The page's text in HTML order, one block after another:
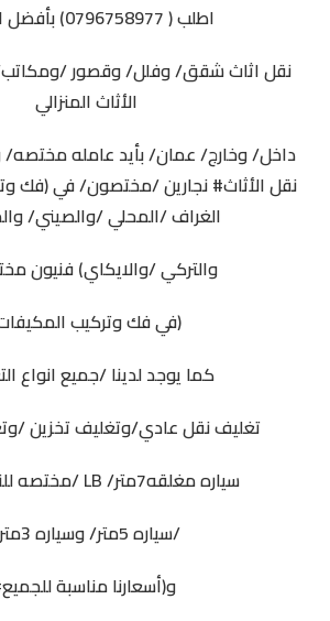
اطلب ( 0796758977) بأفضل الأسعار
نقل اثاث شقق/ وفلل/ وقصور /
الأثاث المنزالي
داخل/ وخارج/ عمان/ بأيد عامله
نقل الأثاث# نجارين /مختصون/ في (فك
الغراف /المحلي /والصيني/
والتركي /والايكاي) فنيون
(في فك وتركيب
كما يوجد لدينا /جميع انواع
تغليف نقل عادي/وتغليف تخزين /
سياره مغلقه7متر/ LB /مختصه للنقل الأثاث
/سياره 5متر/ وسياره 3متر /
و(أسعارنا مناسبة